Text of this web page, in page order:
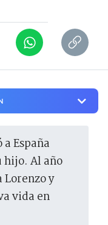
hijo. Al año
Lorenzo y
vida en